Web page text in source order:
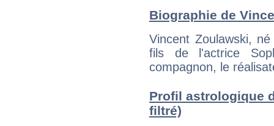
Biographie de
Vincent Zoulawski,
fils de l'actrice
compagnon, le
Profil astrologique
filtré)